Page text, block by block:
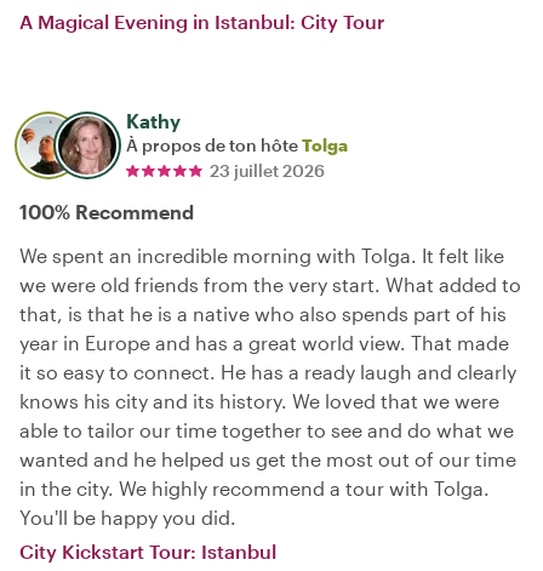
A Magical Evening in Istanbul: City Tour
Kathy
À propos de ton hôteTolga
23 juillet 2026
100% Recommend
We spent an incredible morning with Tolga. It felt like
we were old friends from the very start. What added to
that, is that he is a native who also spends part of his
year in Europe and has a great world view. That made
it so easy to connect. He has a ready laugh and clearly
knows his city and its history. We loved that we were
able to tailor our time together to see and do what we
wanted and he helped us get the most out of our time
in the city. We highly recommend a tour with Tolga.
You'll be happy you did.
City Kickstart Tour: Istanbul